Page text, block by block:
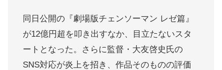
同日公開の『劇場版チェンソーマン レゼ篇』
が12億円超を叩き出すなか、目立たないスタ
ートとなった。さらに監督・大友啓史氏の
SNS対応が炎上を招き、作品そのものの評価